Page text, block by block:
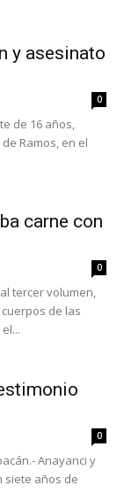
y asesinato
0
de 16 años,
Ramos, en el
carne con
0
tercer volumen,
de las
0
Anayanci y
siete años de